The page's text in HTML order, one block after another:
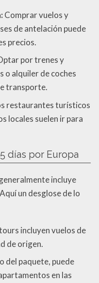
Comprar vuelos y
de antelación puede
precios.
por trenes y
o alquiler de coches
transporte.
restaurantes turísticos
locales suelen ir para
días por Europa
incluye
un desglose de lo
incluyen vuelos de
de origen.
del paquete, puede
en las